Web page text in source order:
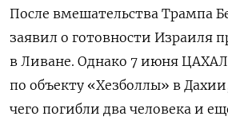
После вмешательства Трампа
заявил о готовности Израиля
в Ливане. Однако 7 июня
по объекту «Хезболлы» в
чего погибли два человека и